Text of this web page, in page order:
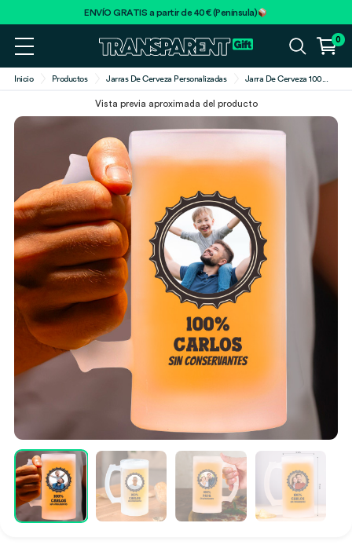
ENVÍO GRATIS a partir de 40€ (Península)
0
Inicio Productos Jarras De Cerveza Personalizadas Jarra De Cerveza 100...
Vista previa aproximada del producto